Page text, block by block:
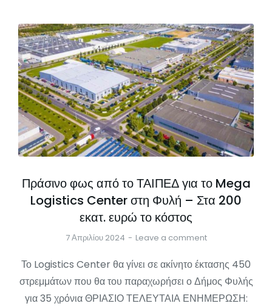
Πράσινο φως από το ΤΑΙΠΕΔ για το Mega
Logistics Center στη Φυλή – Στα 200
εκατ. ευρώ το κόστος
7 Απριλίου 2024 Leave a comment
Το Logistics Center θα γίνει σε ακίνητο έκτασης 450
στρεμμάτων που θα του παραχωρήσει ο Δήμος Φυλής
για 35 χρόνια ΘΡΙΑΣΙΟ ΤΕΛΕΥΤΑΙΑ ΕΝΗΜΕΡΩΣΗ: